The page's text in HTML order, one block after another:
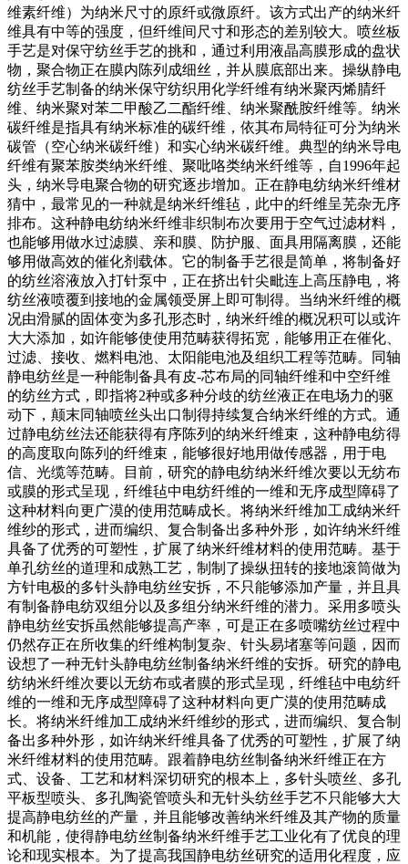
维素纤维）为纳米尺寸的原纤或微原纤。该方式出产的纳米纤
维具有中等的强度，但纤维间尺寸和形态的差别较大。喷丝板
手艺是对保守纺丝手艺的挑和，通过利用液晶高膜形成的盘状
物，聚合物正在膜内陈列成细丝，并从膜底部出来。操纵静电
纺丝手艺制备的纳米保守纺织用化学纤维有纳米聚丙烯腈纤
维、纳米聚对苯二甲酸乙二酯纤维、纳米聚酰胺纤维等。纳米
碳纤维是指具有纳米标准的碳纤维，依其布局特征可分为纳米
碳管（空心纳米碳纤维）和实心纳米碳纤维。典型的纳米导电
纤维有聚苯胺类纳米纤维、聚吡咯类纳米纤维等，自1996年起
头，纳米导电聚合物的研究逐步增加。正在静电纺纳米纤维材
猜中，最常见的一种就是纳米纤维毡，此中的纤维呈芜杂无序
排布。这种静电纺纳米纤维非织制布次要用于空气过滤材料，
也能够用做水过滤膜、亲和膜、防护服、面具用隔离膜，还能
够用做高效的催化剂载体。它的制备手艺很是简单，将制备好
的纺丝溶液放入打针泵中，正在挤出针尖毗连上高压静电，将
纺丝液喷覆到接地的金属领受屏上即可制得。当纳米纤维的概
况由滑腻的固体变为多孔形态时，纳米纤维的概况积可以或许
大大添加，如许能够使使用范畴获得拓宽，能够用正在催化、
过滤、接收、燃料电池、太阳能电池及组织工程等范畴。同轴
静电纺丝是一种能制备具有皮-芯布局的同轴纤维和中空纤维
的纺丝方式，即指将2种或多种分歧的纺丝液正在电场力的驱
动下，颠末同轴喷丝头出口制得持续复合纳米纤维的方式。通
过静电纺丝法还能获得有序陈列的纳米纤维束，这种静电纺得
的高度取向陈列的纤维束，能够很好地用做传感器，用于电
信、光缆等范畴。目前，研究的静电纺纳米纤维次要以无纺布
或膜的形式呈现，纤维毡中电纺纤维的一维和无序成型障碍了
这种材料向更广漠的使用范畴成长。将纳米纤维加工成纳米纤
维纱的形式，进而编织、复合制备出多种外形，如许纳米纤维
具备了优秀的可塑性，扩展了纳米纤维材料的使用范畴。基于
单孔纺丝的道理和成熟工艺，制制了操纵扭转的接地滚筒做为
方针电极的多针头静电纺丝安拆，不只能够添加产量，并且具
有制备静电纺双组分以及多组分纳米纤维的潜力。采用多喷头
静电纺丝安拆虽然能够提高产率，可是正在多喷嘴纺丝过程中
仍然存正在所收集的纤维构制复杂、针头易堵塞等问题，因而
设想了一种无针头静电纺丝制备纳米纤维的安拆。研究的静电
纺纳米纤维次要以无纺布或者膜的形式呈现，纤维毡中电纺纤
维的一维和无序成型障碍了这种材料向更广漠的使用范畴成
长。将纳米纤维加工成纳米纤维纱的形式，进而编织、复合制
备出多种外形，如许纳米纤维具备了优秀的可塑性，扩展了纳
米纤维材料的使用范畴。跟着静电纺丝制备纳米纤维正在方
式、设备、工艺和材料深切研究的根本上，多针头喷丝、多孔
平板型喷头、多孔陶瓷管喷头和无针头纺丝手艺不只能够大大
提高静电纺丝的产量，并且能够改善纳米纤维及其产物的质量
和机能，使得静电纺丝制备纳米纤维手艺工业化有了优良的理
论和现实根本。为了提高我国静电纺丝研究的适用化程度，应